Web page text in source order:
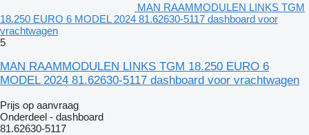
MAN RAAMMODULEN LINKS TGM
18.250 EURO 6 MODEL 2024 81.62630-5117 dashboard voor
vrachtwagen
5
MAN RAAMMODULEN LINKS TGM 18.250 EURO 6
MODEL 2024 81.62630-5117 dashboard voor vrachtwagen
Prijs op aanvraag
Onderdeel - dashboard
81.62630-5117